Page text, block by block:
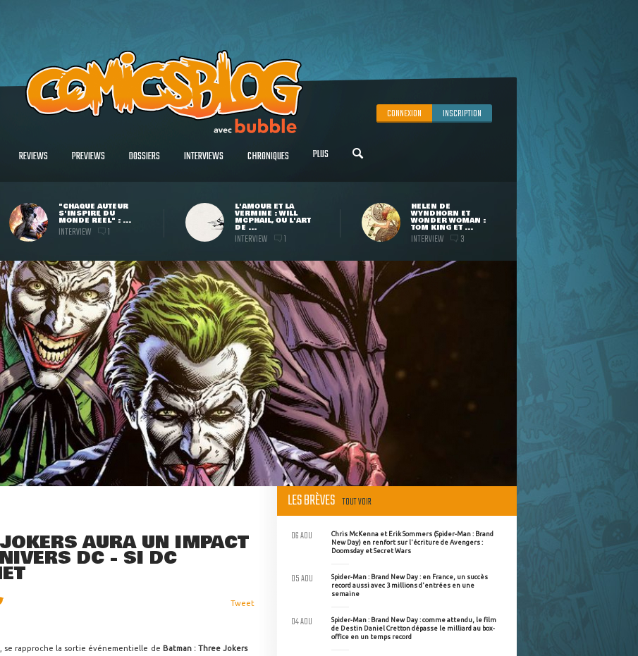
CONNEXION INSCRIPTION
REVIEWS PREVIEWS DOSSIERS INTERVIEWS CHRONIQUES PLUS
"CHAQUE AUTEUR
S'INSPIRE DU
MONDE RÉEL" : ...
INTERVIEW 1
L'AMOUR ET LA
VERMINE : WILL
MCPHAIL, OU L'ART
DE ...
INTERVIEW 1
HELEN DE
WYNDHORN ET
WONDER WOMAN :
TOM KING ET ...
INTERVIEW 3
AURA UN IMPACT
DC - SI DC
Tweet
rapproche la sortie événementielle de Batman : Three Jokers
LES BRÈVES TOUT VOIR
Chris McKenna et Erik Sommers (Spider-Man : Brand
New Day) en renfort sur l'écriture de Avengers :
Doomsday et Secret Wars
06 AOU
Spider-Man : Brand New Day : en France, un succès
record aussi avec 3 millions d'entrées en une
semaine
05 AOU
Spider-Man : Brand New Day : comme attendu, le film
de Destin Daniel Cretton dépasse le milliard au box-
office en un temps record
04 AOU